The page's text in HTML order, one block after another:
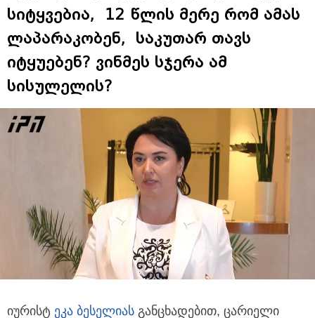
სიტყვებია, 12 წლის მერე რომ ამას
ლაპარაკობენ, საკუთარ თავს
იტყუებენ? ვინმეს სჯერა ამ
სისულელის?
იურისტ ეკა ბესელიას განცხადებით, ცარიელი